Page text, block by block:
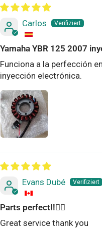
Carlos
Yamaha YBR 125 2007
Funciona a la perfección
inyección electrónica.
Evans Dubé
Parts perfect!!👌🏻
Great service thank you